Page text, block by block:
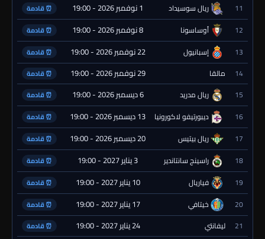
11 ريال سوسيداد 1 نوفمبر 2026 - 19:00 ⏰ قادمة
12 أوساسونا 8 نوفمبر 2026 - 19:00 ⏰ قادمة
13 إسبانيول 22 نوفمبر 2026 - 19:00 ⏰ قادمة
14 مالقا 29 نوفمبر 2026 - 19:00 ⏰ قادمة
15 ريال مدريد 6 ديسمبر 2026 - 19:00 ⏰ قادمة
16 ديبورتيفو لاكورونيا 13 ديسمبر 2026 - 19:00 ⏰ قادمة
17 ريال بيتيس 20 ديسمبر 2026 - 19:00 ⏰ قادمة
18 راسينج سانتاندير 3 يناير 2027 - 19:00 ⏰ قادمة
19 فياريال 10 يناير 2027 - 19:00 ⏰ قادمة
20 خيتافي 17 يناير 2027 - 19:00 ⏰ قادمة
21 ليفانتي 24 يناير 2027 - 19:00 ⏰ قادمة